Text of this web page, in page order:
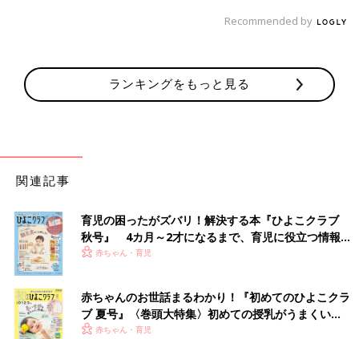
Recommended by
ランキングをもっと見る
関連記事
育児の困ったがズバリ！解決する本『ひよこクラブ
秋号』 4カ月～2才になるまで、育児に役立つ情報が
いっぱい！
赤ちゃん・育児
赤ちゃんのお世話まるわかり！『初めてのひよこクラ
ブ 夏号』〈巻頭大特集〉初めての授乳がうまくい
く！ おっぱい・ミルクの基本と夏のトラブル 解決テ
赤ちゃん・育児